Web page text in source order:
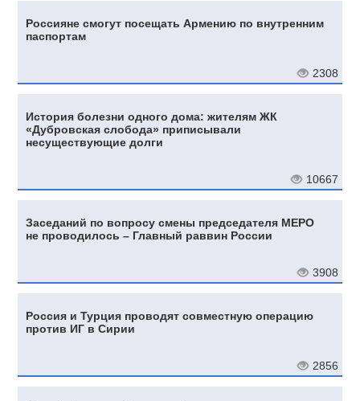
Россияне смогут посещать Армению по внутренним
паспортам
2308
История болезни одного дома: жителям ЖК
«Дубровская слобода» приписывали
несуществующие долги
10667
Заседаний по вопросу смены председателя МЕРО
не проводилось – Главный раввин России
3908
Россия и Турция проводят совместную операцию
против ИГ в Сирии
2856